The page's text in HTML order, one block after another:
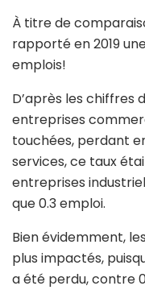
À titre de
rapporté en 2019
emplois!
D’après les chiffres
entreprises
touchées, perdant
services, ce taux
entreprises
que 0.3 emploi.
Bien évidemment,
plus impactés,
a été perdu, contre